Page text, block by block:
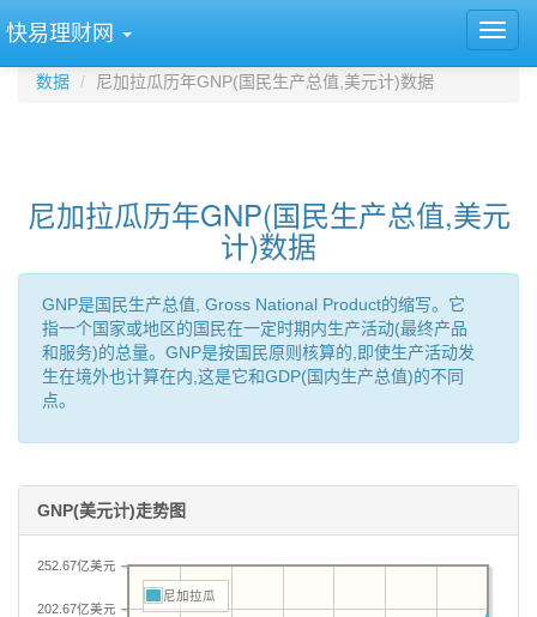
快易理财网
数据 尼加拉瓜历年GNP(国民生产总值,美元计)数据
尼加拉瓜历年GNP(国民生产总值,美元
计)数据
GNP是国民生产总值, Gross National Product的缩写。它
指一个国家或地区的国民在一定时期内生产活动(最终产品
和服务)的总量。GNP是按国民原则核算的,即使生产活动发
生在境外也计算在内,这是它和GDP(国内生产总值)的不同
点。
GNP(美元计)走势图
202.67亿美元
252.67亿美元
尼加拉瓜